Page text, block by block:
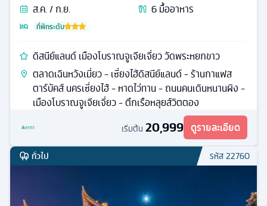
ส.ค. / ก.ย.
6มื้ออาหาร
ที่พักระดับ
ดิสนีย์แลนด์ เมืองโบราณจูเจียเจี่ยว วัดพระหยกขาว
ตลาดเฉินหวังเมี่ยว - เซี่ยงไฮ้ดิสนีย์แลนด์ - ร้านกาแฟส
ตาร์บัคส์ นครเซี่ยงไฮ้ - หาดไว่ทาน - ถนนคนเดินหนานผิง -
เมืองโบราณจูเจียเจี่ยว - ตึกเรือหลุยส์วิตตอง
เริ่มต้น 20,999 ดูรายละเอียด
ทั่วไป รหัส22760